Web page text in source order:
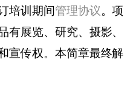
培训期间管理协议。项
有展览、研究、摄影、
宣传权。本简章最终解